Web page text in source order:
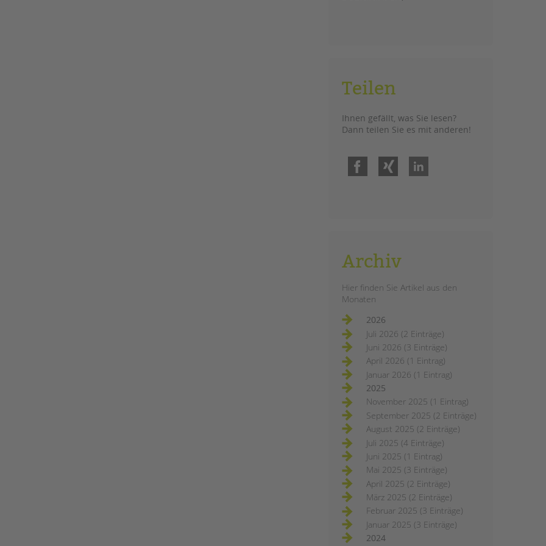
Teilen
Ihnen gefällt, was Sie lesen?
Dann teilen Sie es mit anderen!
Facebook
Archiv
Hier finden Sie Artikel aus den
Monaten
2026
Juli 2026 (2 Einträge)
Juni 2026 (3 Einträge)
April 2026 (1 Eintrag)
Januar 2026 (1 Eintrag)
2025
November 2025 (1 Eintrag)
September 2025 (2 Einträge)
August 2025 (2 Einträge)
Juli 2025 (4 Einträge)
Juni 2025 (1 Eintrag)
Mai 2025 (3 Einträge)
April 2025 (2 Einträge)
März 2025 (2 Einträge)
Februar 2025 (3 Einträge)
Januar 2025 (3 Einträge)
2024